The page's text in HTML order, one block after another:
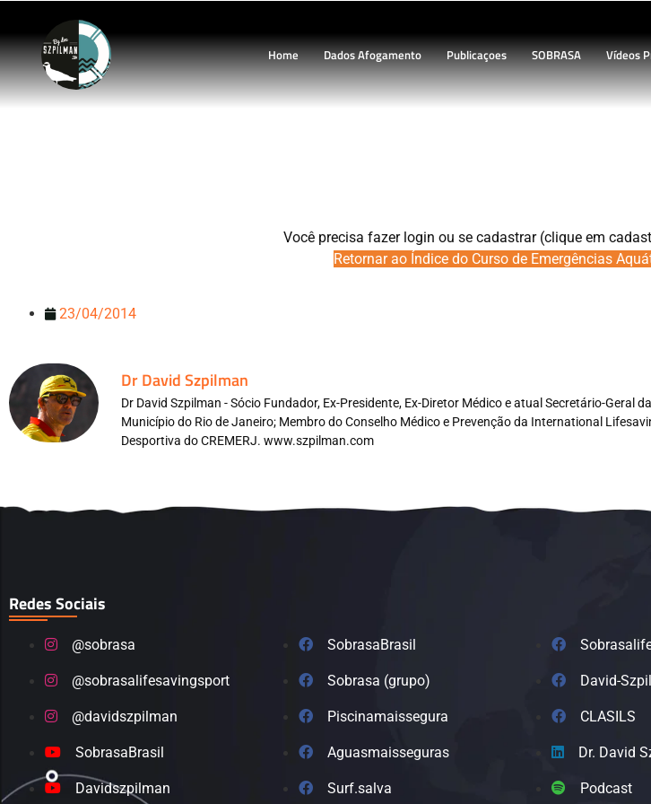
Home Dados Afogamento Publicaçoes SOBRASA Vídeos
CEA.1. Introdução
Você precisa fazer login ou se cadastrar (clique em
Retornar ao Índice do Curso de Emergências
23/04/2014
Dr David Szpilman
Dr David Szpilman - Sócio Fundador, Ex-Presidente, Ex-Diretor Médico e atual Secretário-Geral
Município do Rio de Janeiro; Membro do Conselho Médico e Prevenção da International
Desportiva do CREMERJ. www.szpilman.com
Redes Sociais
@sobrasa
@sobrasalifesavingsport
@davidszpilman
SobrasaBrasil
Davidszpilman
SobrasaBrasil
Sobrasa (grupo)
Piscinamaissegura
Aguasmaisseguras
Surf.salva
David-
CLASILS
Dr. David
Podcast